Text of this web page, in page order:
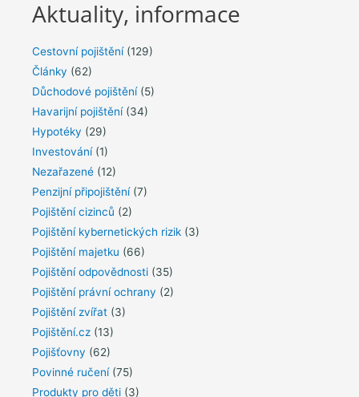
Aktuality, informace
Cestovní pojištění(129)
Články (62)
Důchodové pojištění(5)
Havarijní pojištění(34)
Hypotéky (29)
Investování(1)
Nezařazené (12)
Penzijní připojištění(7)
Pojištění cizinců (2)
Pojištění kybernetických rizik (3)
Pojištění majetku (66)
Pojištění odpovědnosti (35)
Pojištění právní ochrany (2)
Pojištění zvířat (3)
Pojištění.cz (13)
Pojišťovny (62)
Povinné ručení(75)
Produkty pro děti (3)